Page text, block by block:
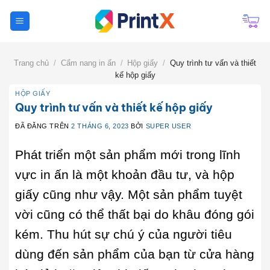
Trang chủ / Cẩm nang in ấn / Hộp giấy / Quy trình tư vấn và thiết
kế hộp giấy
HỘP GIẤY
Quy trình tư vấn và thiết kế hộp giấy
ĐÃ ĐĂNG TRÊN2 THÁNG 6, 2023 BỞI SUPER USER
Phát triển một sản phẩm mới trong lĩnh
vực in ấn là một khoản đầu tư, và hộp
giấy cũng như vậy. Một sản phẩm tuyệt
vời cũng có thể thất bại do khâu đóng gói
kém. Thu hút sự chú ý của người tiêu
dùng đến sản phẩm của bạn từ cửa hàng